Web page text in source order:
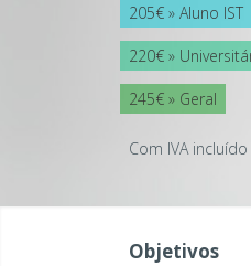
205€ » Aluno IST
220€ »
245€ » Geral
Com IVA incluído
Objetivos